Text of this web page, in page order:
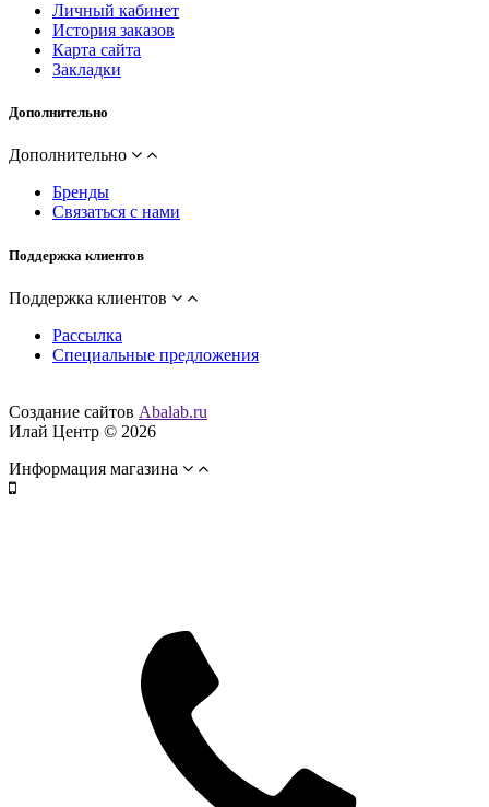
Личный кабинет
История заказов
Карта сайта
Закладки
Дополнительно
Дополнительно
Бренды
Связаться с нами
Поддержка клиентов
Поддержка клиентов
Рассылка
Специальные предложения
Создание сайтов Abalab.ru
Илай Центр © 2026
Информация магазина